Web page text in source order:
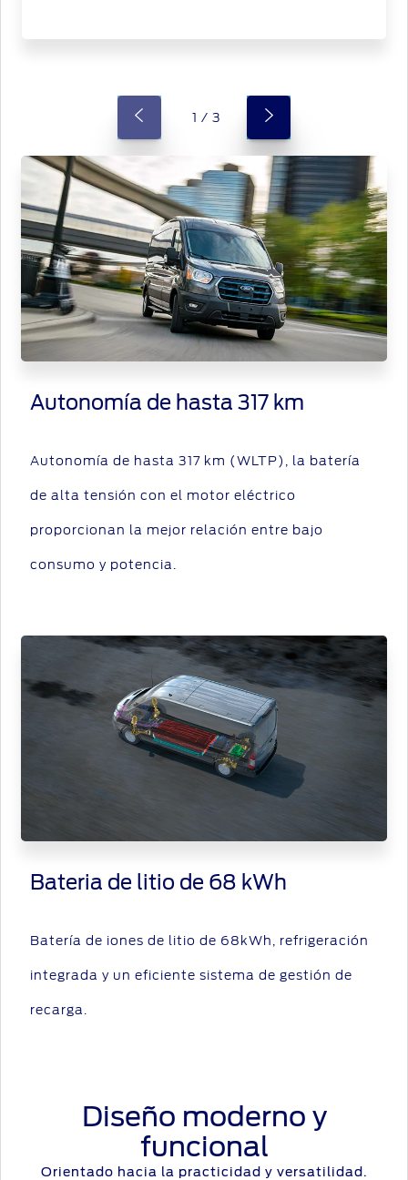
1 / 3
Autonomía de hasta 317 km
Autonomía de hasta 317 km (WLTP), la batería
de alta tensión con el motor eléctrico
proporcionan la mejor relación entre bajo
consumo y potencia.
Bateria de litio de 68 kWh
Batería de iones de litio de 68kWh, refrigeración
integrada y un eficiente sistema de gestión de
recarga.
Diseño moderno y
funcional
Orientado hacia la practicidad y versatilidad.